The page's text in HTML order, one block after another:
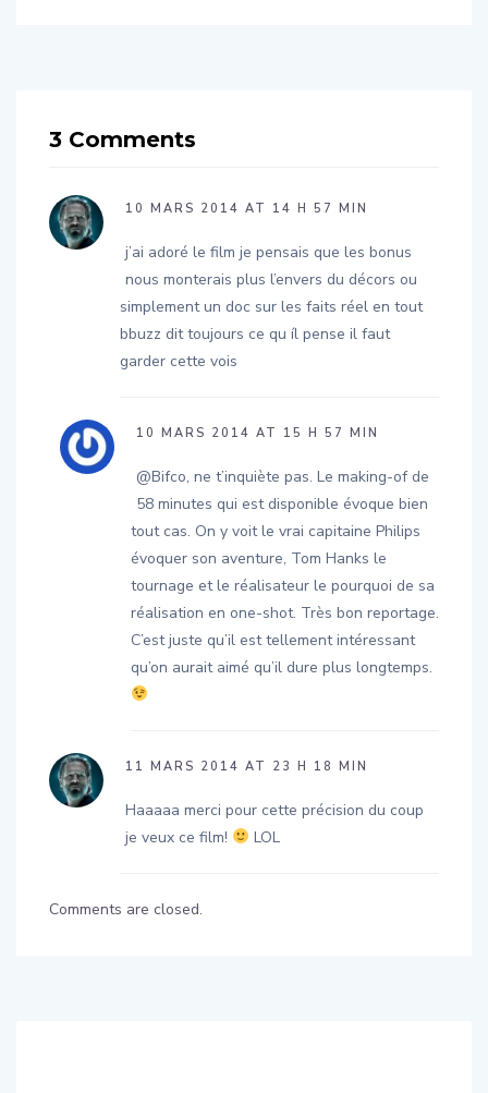
j’ai adoré le film je pensais que les bonus
nous monterais plus l’envers du décors ou
simplement un doc sur les faits réel en tout
bbuzz dit toujours ce qu íl pense il faut
@Bifco, ne t’inquiète pas. Le making-of de
58 minutes qui est disponible évoque bien
tout cas. On y voit le vrai capitaine Philips
évoquer son aventure, Tom Hanks le
tournage et le réalisateur le pourquoi de sa
réalisation en one-shot. Très bon reportage.
C’est juste qu’il est tellement intéressant
qu’on aurait aimé qu’il dure plus longtemps.
Haaaaa merci pour cette précision du coup